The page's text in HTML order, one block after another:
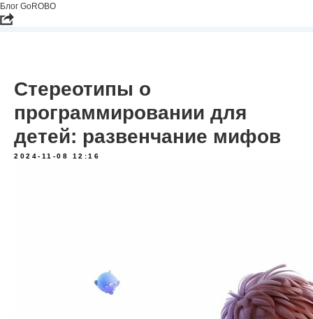
Блог GoROBO
Стереотипы о
программировании для
детей: развенчание мифов
2024-11-08 12:16